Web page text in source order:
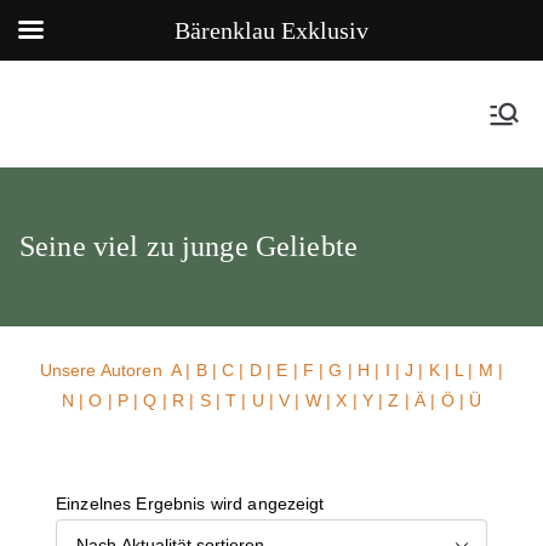
Seine viel zu junge Geliebte
Unsere AutorenA| B|C | D| E | F |G | H | I |J | K| L | M |
N |O | P|Q | R | S|T | U | V | W| X | Y | Z | Ä | Ö | Ü
Einzelnes Ergebnis wird angezeigt
Bärenklau Exklusiv